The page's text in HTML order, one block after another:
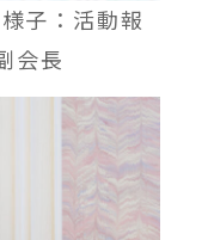
子：活動報
会長